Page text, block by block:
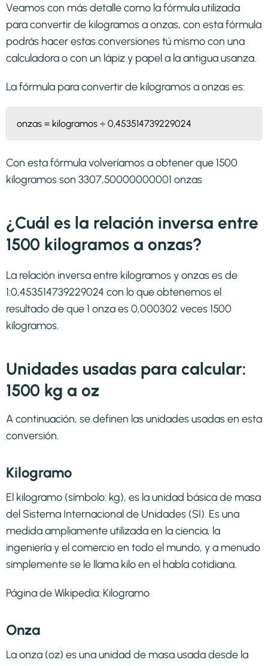
Veamos con más detalle como la fórmula utilizada
para convertir de kilogramos a onzas, con esta fórmula
podrás hacer estas conversiones tú mismo con una
calculadora o con un lápiz y papel a la antigua usanza.
La fórmula para convertir de kilogramos a onzases:
onzas = kilogramos ÷ 0,453514739229024
Con esta fórmula volveríamos a obtener que 1500
kilogramos son 3307,50000000001 onzas
¿Cuál es la relación inversa entre
1500 kilogramos a onzas?
La relación inversa entre kilogramos y onzas es de
1:0,453514739229024 con lo que obtenemos el
resultado de que 1 onza es 0,000302 veces 1500
kilogramos.
Unidades usadas para calcular:
1500 kg a oz
A continuación, se definen las unidades usadas en esta
conversión.
Kilogramo
El kilogramo​ (símbolo: kg),​ es la unidad básica de masa
del Sistema Internacional de Unidades (SI). Es una
medida ampliamente utilizada en la ciencia, la
ingeniería y el comercio en todo el mundo, y a menudo
simplemente se le llama kilo en el habla cotidiana.
Página de Wikipedia: Kilogramo
Onza
La onza (oz) es una unidad de masa usada desde la